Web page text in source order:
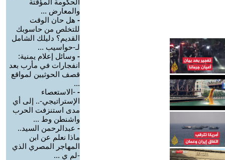
الحكومة المؤقتة
والمعارض ...
- هل حان الوقت
للتخلص من حاسوبك
القديم؟ دليلك الشامل
لـ-حواسيب ...
- وسائل إعلام يمنية:
انفجارات في مأرب بعد
قصف الحوثيين لمواقع
...
- -الاستعصاء
الإستراتيجي-.. إلى أي
مدى استنزفت الحرب
واشنطن وط ...
- عبدالرحمن السيد..
ماذا نعلم عن ابن
المهاجر المصري الذي
-لم ي ...